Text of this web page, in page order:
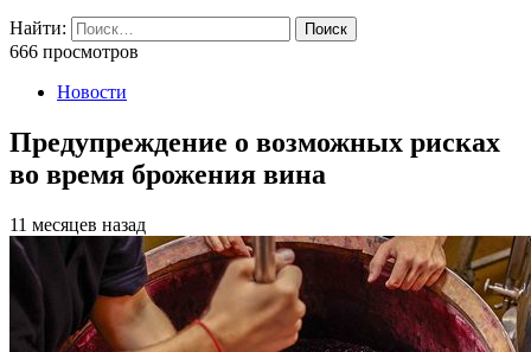
Найти:
666 просмотров
Новости
Предупреждение о возможных рисках
во время брожения вина
11 месяцев назад